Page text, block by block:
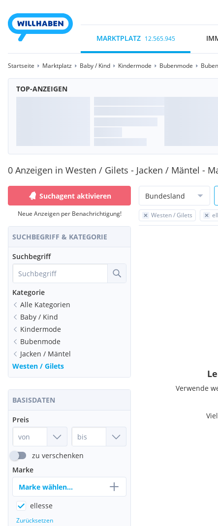
MARKTPLATZ 12.565.945
Startseite Marktplatz Baby / Kind Kindermode Bubenmode
TOP-ANZEIGEN
0 Anzeigen in Westen / Gilets - Jacken / Mäntel -
Suchagent aktivieren
Neue Anzeigen per Benachrichtigung!
SUCHBEGRIFF & KATEGORIE
Suchbegriff
Kategorie
Alle Kategorien
Baby / Kind
Kindermode
Bubenmode
Jacken / Mäntel
Westen / Gilets
BASISDATEN
Preis
zu verschenken
Marke
Marke wählen...
ellesse
Zurücksetzen
Bundesland
Westen / Gilets
Verwende